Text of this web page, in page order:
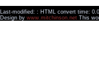
Last-modified: : HTML convert time:
Design by www.mitchinson.net This